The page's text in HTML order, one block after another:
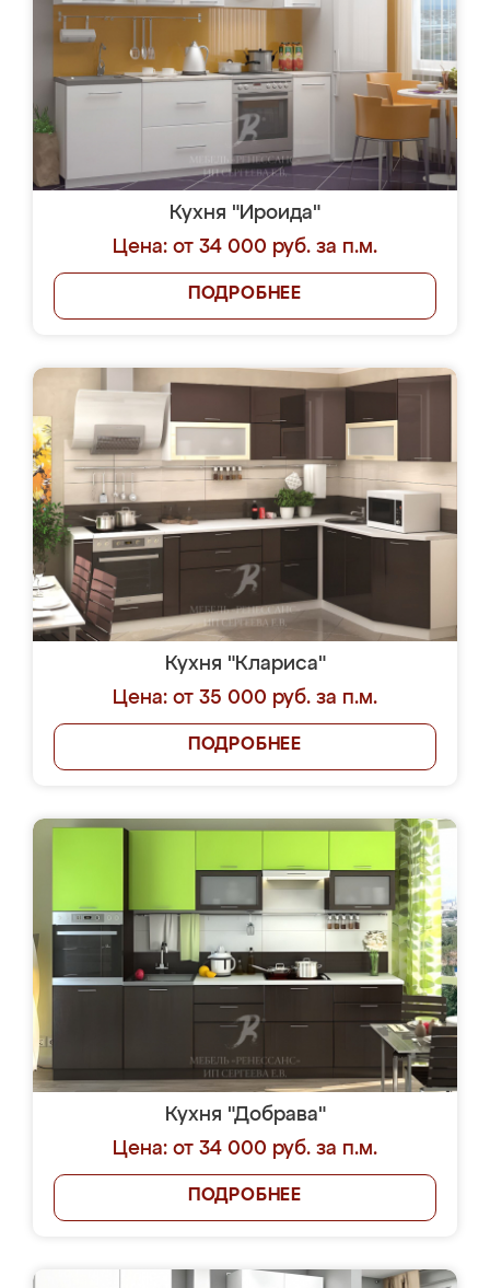
Кухня "Ироида"
Цена: от 34 000 руб. за п.м.
ПОДРОБНЕЕ
Кухня "Клариса"
Цена: от 35 000 руб. за п.м.
ПОДРОБНЕЕ
Кухня "Добрава"
Цена: от 34 000 руб. за п.м.
ПОДРОБНЕЕ